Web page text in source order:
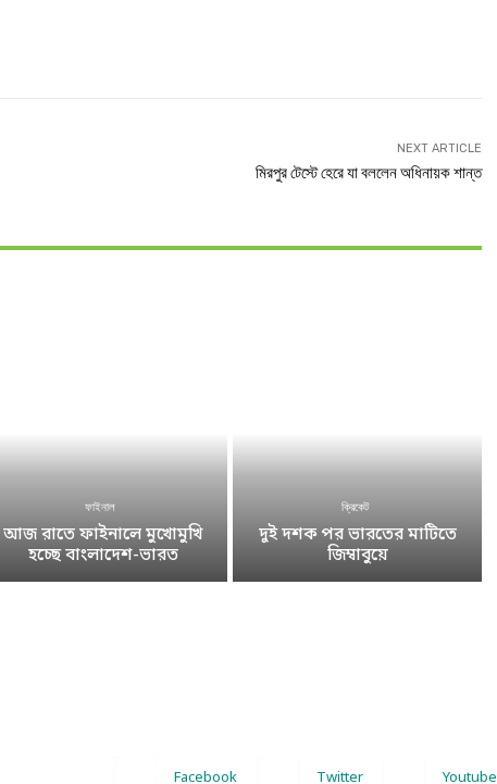
NEXT ARTICLE
মিরপুর টেস্টে হেরে যা বললেন অধিনায়ক শান্ত
ফাইনাল
আজ রাতে ফাইনালে মুখোমুখি
হচ্ছে বাংলাদেশ-ভারত
ক্রিকেট
দুই দশক পর ভারতের মাটিতে
জিম্বাবুয়ে
Facebook Twitter Youtube